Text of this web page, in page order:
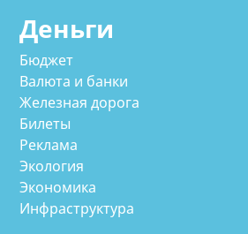
Деньги
Бюджет
Валюта и банки
Железная дорога
Билеты
Реклама
Экология
Экономика
Инфраструктура